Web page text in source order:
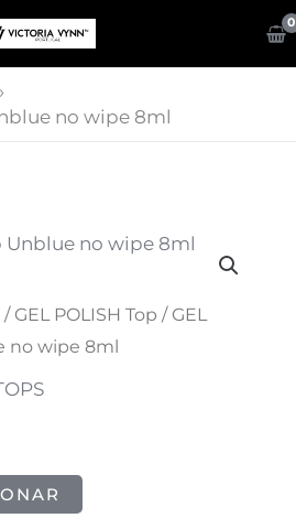
no wipe 8ml
/ GEL POLISH Top / GEL
no wipe 8ml